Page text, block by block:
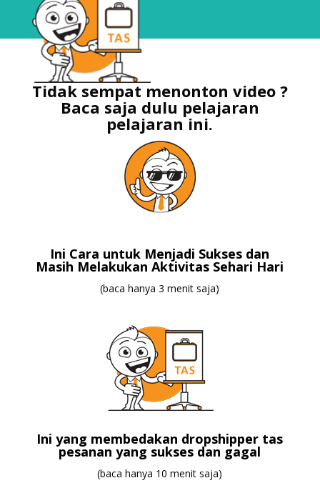
Tidak sempat menonton video ?
Baca saja dulu pelajaran
pelajaran ini.
Ini Cara untuk Menjadi Sukses dan
Masih Melakukan Aktivitas Sehari Hari
(baca hanya 3 menit saja)
Ini yang membedakan dropshipper tas
pesanan yang sukses dan gagal
(baca hanya 10 menit saja)